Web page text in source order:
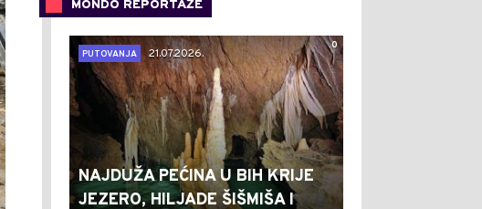
MONDO REPORTAŽE
0
PUTOVANJA
21.07.2026.
NAJDUŽA PEĆINA U BIH KRIJE
JEZERO, HILJADE ŠIŠMIŠA I